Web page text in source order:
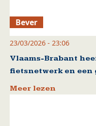
Bever
23/03/2026 - 23:06
Vlaams-Brabant
fietsnetwerk en
Meer lezen